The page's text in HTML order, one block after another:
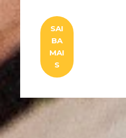
SAI
BA
MAI
S